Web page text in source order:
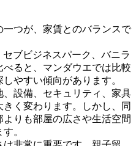
つが、家賃とのバランスで
ブビジネスパーク、バニラ
ると、マンダウエでは比較
やすい傾向があります。
設備、セキュリティ、家具
く変わります。しかし、同
りも部屋の広さや生活空間
。